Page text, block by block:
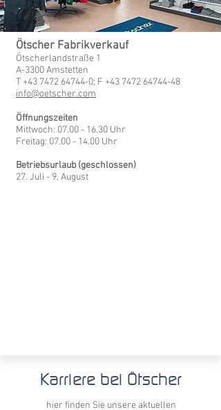
Ötscher Fabrikverkauf
Ötscherlandstraße 1
A-3300 Amstetten
T +43 7472 64744-0; F +43 7472 64744-48
info@oetscher.com
Öffnungszeiten
Mittwoch: 07.00 - 16.30 Uhr​
Freitag: 07.00 - 14.00 Uhr
Betriebsurlaub (geschlossen)
27. Juli - 9. August
Karriere bei Ötscher
hier finden Sie unsere aktuellen